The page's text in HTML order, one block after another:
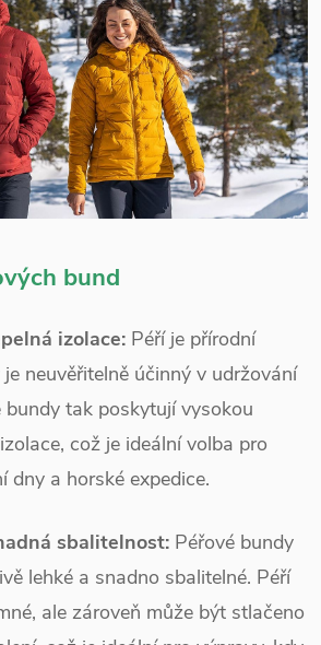
bund
izolace: Péří je přírodní
neuvěřitelně účinný v udržování
bundy tak poskytují vysokou
což je ideální volba pro
dny a horské expedice.
sbalitelnost: Péřové bundy
lehké a snadno sbalitelné. Péří
ale zároveň může být stlačeno